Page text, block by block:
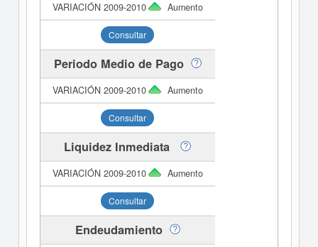
Aumento
Consultar
Periodo Medio de Pago
Aumento
Consultar
Liquidez Inmediata
Aumento
Consultar
Endeudamiento